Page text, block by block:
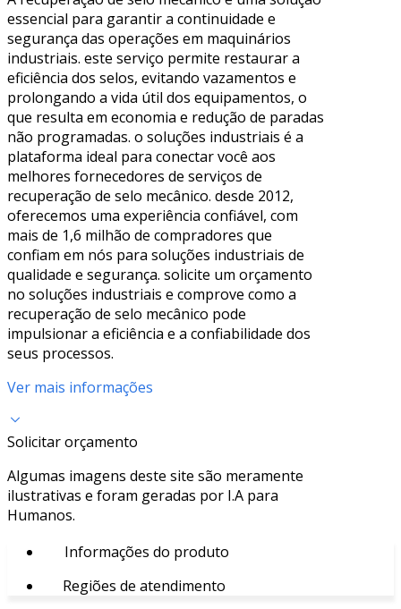
essencial para garantir a continuidade e
segurança das operações em maquinários
industriais. este serviço permite restaurar a
eficiência dos selos, evitando vazamentos e
prolongando a vida útil dos equipamentos, o
que resulta em economia e redução de paradas
não programadas. o soluções industriais é a
plataforma ideal para conectar você aos
melhores fornecedores de serviços de
recuperação de selo mecânico. desde 2012,
oferecemos uma experiência confiável, com
mais de 1,6 milhão de compradores que
confiam em nós para soluções industriais de
qualidade e segurança. solicite um orçamento
no soluções industriais e comprove como a
recuperação de selo mecânico pode
impulsionar a eficiência e a confiabilidade dos
seus processos.
Ver mais informações
Solicitar orçamento
Algumas imagens deste site são meramente
ilustrativas e foram geradas por I.A para
Humanos.
Informações do produto
Regiões de atendimento